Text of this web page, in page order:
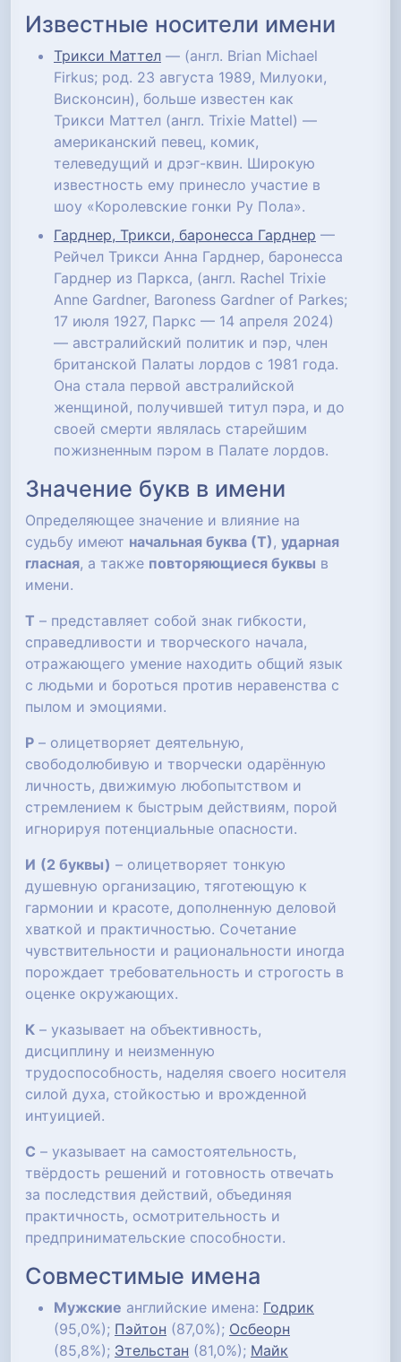
Известные носители имени
Трикси Маттел — (англ. Brian Michael
Firkus; род. 23 августа 1989, Милуоки,
Висконсин), больше известен как
Трикси Маттел (англ. Trixie Mattel) —
американский певец, комик,
телеведущий и дрэг-квин. Широкую
известность ему принесло участие в
шоу «Королевские гонки Ру Пола».
Гарднер, Трикси, баронесса Гарднер —
Рейчел Трикси Анна Гарднер, баронесса
Гарднер из Паркса, (англ. Rachel Trixie
Anne Gardner, Baroness Gardner of Parkes;
17 июля 1927, Паркс — 14 апреля 2024)
— австралийский политик и пэр, член
британской Палаты лордов с 1981 года.
Она стала первой австралийской
женщиной, получившей титул пэра, и до
своей смерти являлась старейшим
пожизненным пэром в Палате лордов.
Значение букв в имени
Определяющее значение и влияние на
судьбу имеют начальная буква (Т), ударная
гласная, а также повторяющиеся буквы в
имени.
Т – представляет собой знак гибкости,
справедливости и творческого начала,
отражающего умение находить общий язык
с людьми и бороться против неравенства с
пылом и эмоциями.
Р – олицетворяет деятельную,
свободолюбивую и творчески одарённую
личность, движимую любопытством и
стремлением к быстрым действиям, порой
игнорируя потенциальные опасности.
И (2 буквы) – олицетворяет тонкую
душевную организацию, тяготеющую к
гармонии и красоте, дополненную деловой
хваткой и практичностью. Сочетание
чувствительности и рациональности иногда
порождает требовательность и строгость в
оценке окружающих.
К – указывает на объективность,
дисциплину и неизменную
трудоспособность, наделяя своего носителя
силой духа, стойкостью и врожденной
интуицией.
С – указывает на самостоятельность,
твёрдость решений и готовность отвечать
за последствия действий, объединяя
практичность, осмотрительность и
предпринимательские способности.
Совместимые имена
Мужские английские имена: Годрик
(95,0%); Пэйтон (87,0%); Осбеорн
(85,8%); Этельстан (81,0%); Майк